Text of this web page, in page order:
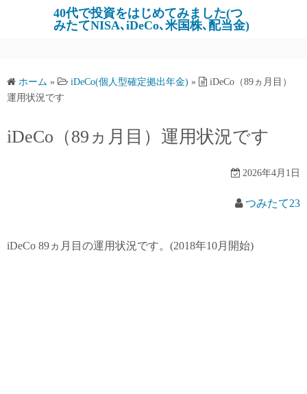
ツ
へ
キ
40代で投資をはじめてみました(つ
みたてNISA､iDeCo､米国株､配当金)
ホーム » iDeCo(個人型確定拠出年金) »
iDeCo（89ヵ月目）
運用状況です
iDeCo（89ヵ月目）運用状況です
2026年4月1日
つみたて23
iDeCo 89ヵ月目の運用状況です。(2018年10月開始)